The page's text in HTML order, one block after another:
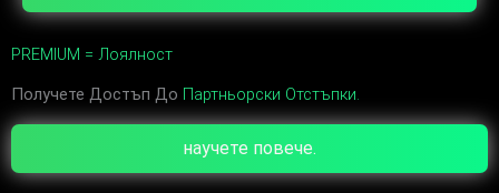
PREMIUM = Лоялност
Получете Достъп До Партньорски Отстъпки.
научете повече.